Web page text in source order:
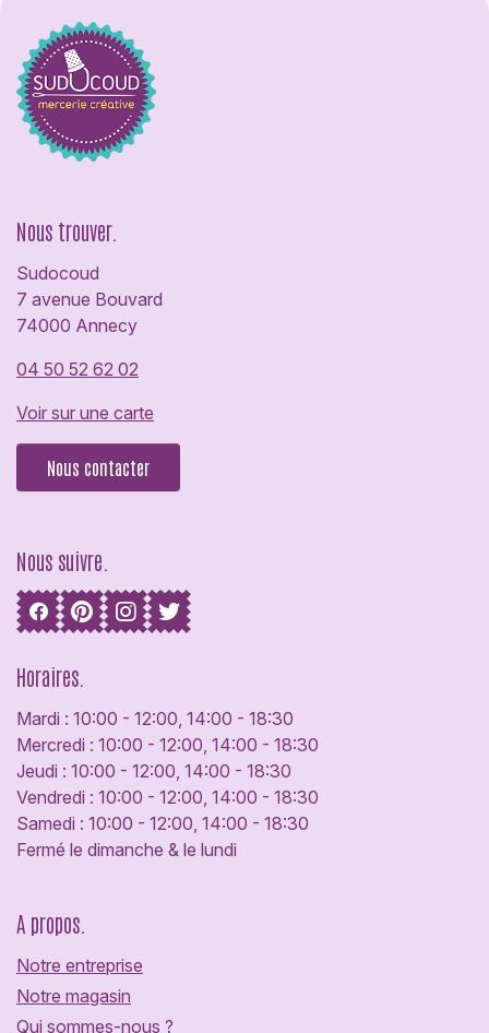
Nous trouver.
Sudocoud
7 avenue Bouvard
74000 Annecy
04 50 52 62 02
Voir sur une carte
Nous contacter
Nous suivre.
Horaires.
Mardi : 10:00 - 12:00, 14:00 - 18:30
Mercredi : 10:00 - 12:00, 14:00 - 18:30
Jeudi : 10:00 - 12:00, 14:00 - 18:30
Vendredi : 10:00 - 12:00, 14:00 - 18:30
Samedi : 10:00 - 12:00, 14:00 - 18:30
Fermé le dimanche & le lundi
A propos.
Notre entreprise
Notre magasin
Qui sommes-nous ?